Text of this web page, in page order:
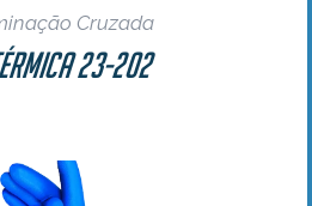
Cruzada
23-202